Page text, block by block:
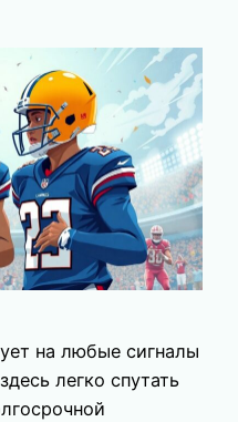
на любые сигналы
легко спутать